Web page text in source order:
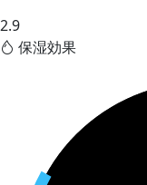
2.9
保湿効果